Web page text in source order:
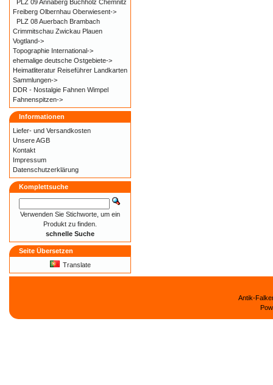
PLZ 09 Annaberg Buchholz Chemnitz
Freiberg Olbernhau Oberwiesent->
PLZ 08 Auerbach Brambach
Crimmitschau Zwickau Plauen
Vogtland->
Topographie International->
ehemalige deutsche Ostgebiete->
Heimatliteratur Reiseführer Landkarten
Sammlungen->
DDR - Nostalgie Fahnen Wimpel
Fahnenspitzen->
Informationen
Liefer- und Versandkosten
Unsere AGB
Kontakt
Impressum
Datenschutzerklärung
Komplettsuche
Verwenden Sie Stichworte, um ein
Produkt zu finden.
schnelle Suche
Seite Übersetzen
Translate
Antik-